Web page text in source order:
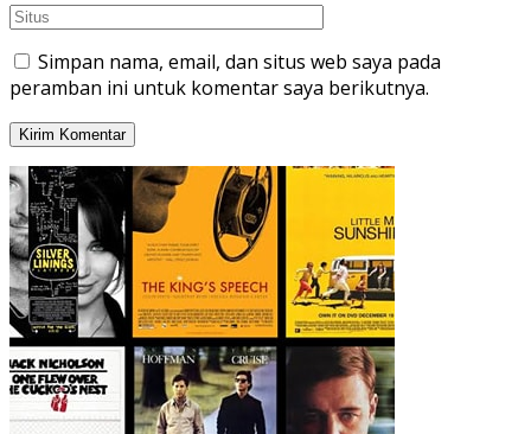
Simpan nama, email, dan situs web saya pada
peramban ini untuk komentar saya berikutnya.